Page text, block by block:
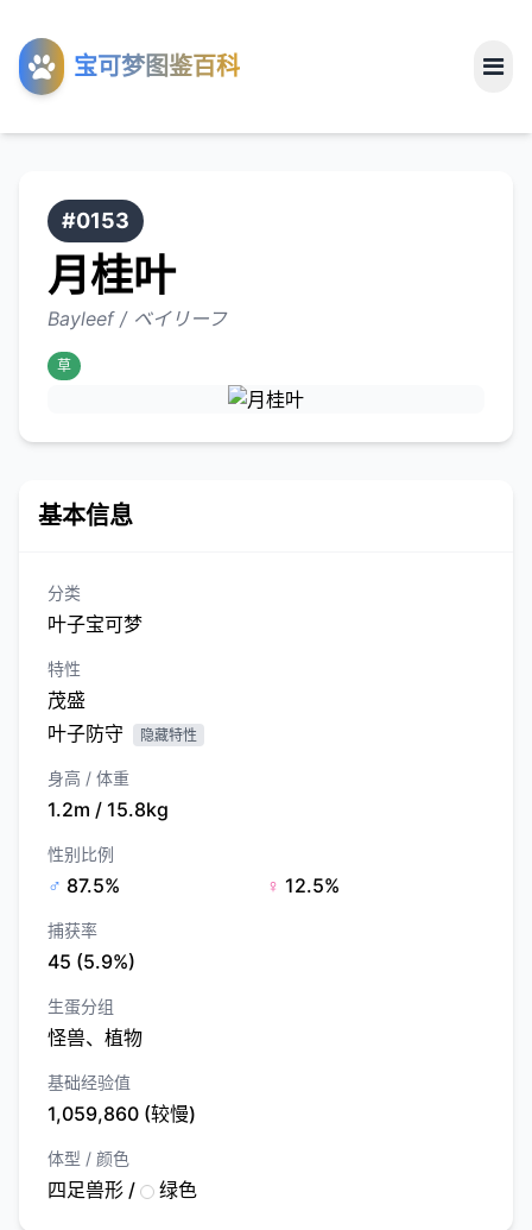
宝可梦图鉴百科
工具
关于
#0153
月桂叶
Bayleef / ベイリーフ
草
基本信息
分类
叶子宝可梦
特性
茂盛
叶子防守
隐藏特性
身高 / 体重
1.2m / 15.8kg
性别比例
♂ 87.5% ♀ 12.5%
捕获率
45 (5.9%)
生蛋分组
怪兽、植物
基础经验值
1,059,860 (较慢)
体型 / 颜色
四足兽形 / 绿色